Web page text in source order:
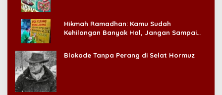
Hikmah Ramadhan: Kamu Sudah
Kehilangan Banyak Hal, Jangan Sampai
Blokade Tanpa Perang di Selat Hormuz